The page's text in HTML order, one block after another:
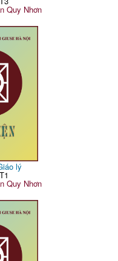
Quy Nhơn
lý
Quy Nhơn